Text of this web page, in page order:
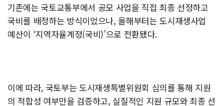
기존에는 국토교통부에서 공모 사업을 직접 최종 선정하고
국비를 배정하는 방식이었으나, 올해부터는 도시재생사업
예산이 ‘지역자율계정(국비)’으로 전환됐다.
이에 따라, 국토부는 도시재생특별위원회 심의를 통해 지원
의 적합성 여부만을 검증하고, 실질적인 지원 규모와 최종 선